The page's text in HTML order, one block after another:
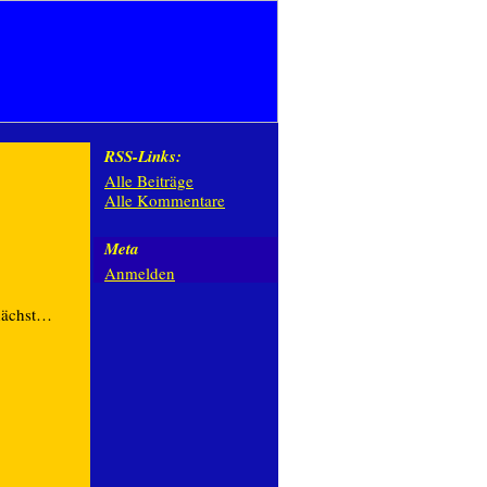
RSS-Links:
Alle Beiträge
Alle Kommentare
Meta
Anmelden